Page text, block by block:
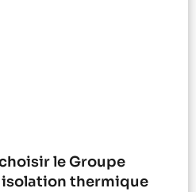
le Groupe
isolation thermique